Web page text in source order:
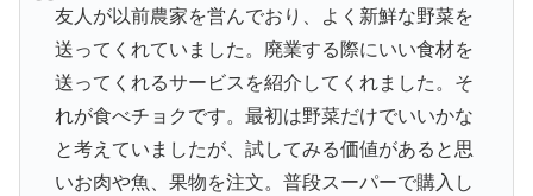
友人が以前農家を営んでおり、よく新鮮な野菜を
送ってくれていました。廃業する際にいい食材を
送ってくれるサービスを紹介してくれました。そ
れが食べチョクです。最初は野菜だけでいいかな
と考えていましたが、試してみる価値があると思
いお肉や魚、果物を注文。普段スーパーで購入し